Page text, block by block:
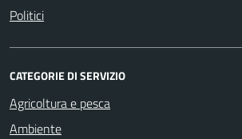
Politici
CATEGORIE DI SERVIZIO
Agricoltura e pesca
Ambiente